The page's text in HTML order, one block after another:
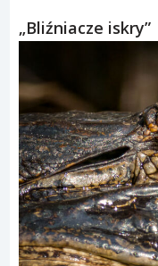
„Bliźniacze iskry”